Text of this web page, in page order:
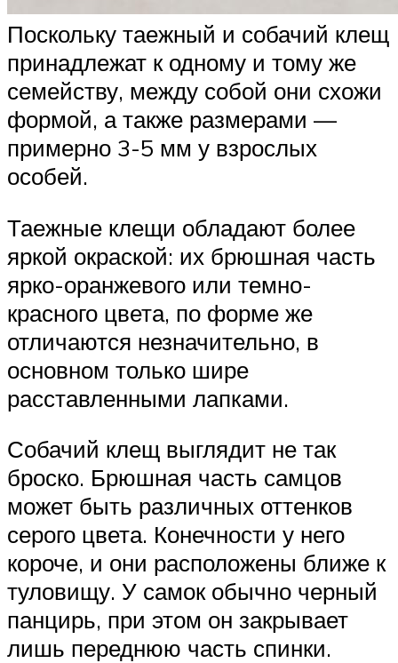
Поскольку таежный и собачий клещ
принадлежат к одному и тому же
семейству, между собой они схожи
формой, а также размерами —
примерно 3-5 мм у взрослых
особей.
Таежные клещи обладают более
яркой окраской: их брюшная часть
ярко-оранжевого или темно-
красного цвета, по форме же
отличаются незначительно, в
основном только шире
расставленными лапками.
Собачий клещ выглядит не так
броско. Брюшная часть самцов
может быть различных оттенков
серого цвета. Конечности у него
короче, и они расположены ближе к
туловищу. У самок обычно черный
панцирь, при этом он закрывает
лишь переднюю часть спинки.